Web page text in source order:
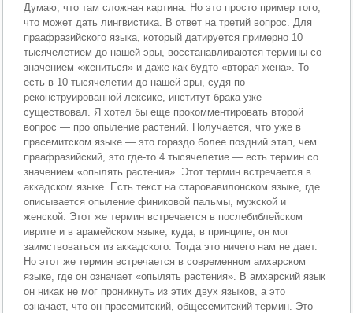
Думаю, что там сложная картина. Но это просто пример того,
что может дать лингвистика. В ответ на третий вопрос. Для
праафразийского языка, который датируется примерно 10
тысячелетием до нашей эры, восстанавливаются термины со
значением «жениться» и даже как будто «вторая жена». То
есть в 10 тысячелетии до нашей эры, судя по
реконструированной лексике, институт брака уже
существовал. Я хотел бы еще прокомментировать второй
вопрос — про опыление растений. Получается, что уже в
прасемитском языке — это гораздо более поздний этап, чем
праафразийский, это где-то 4 тысячелетие — есть термин со
значением «опылять растения». Этот термин встречается в
аккадском языке. Есть текст на старовавилонском языке, где
описывается опыление финиковой пальмы, мужской и
женской. Этот же термин встречается в послебиблейском
иврите и в арамейском языке, куда, в принципе, он мог
заимствоваться из аккадского. Тогда это ничего нам не дает.
Но этот же термин встречается в современном амхарском
языке, где он означает «опылять растения». В амхарский язык
он никак не мог проникнуть из этих двух языков, а это
означает, что он прасемитский, общесемитский термин. Это